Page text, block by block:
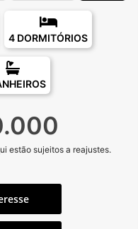
4 DORMITÓRIOS
estão sujeitos a reajustes.